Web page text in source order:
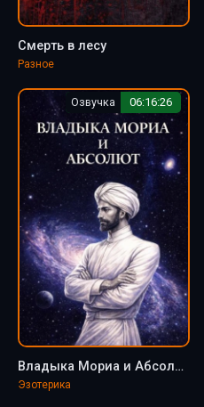
Смерть в лесу
Разное
Озвучка 06:16:26
Владыка Мориа и Абсолют - Владимиров Александр
Эзотерика